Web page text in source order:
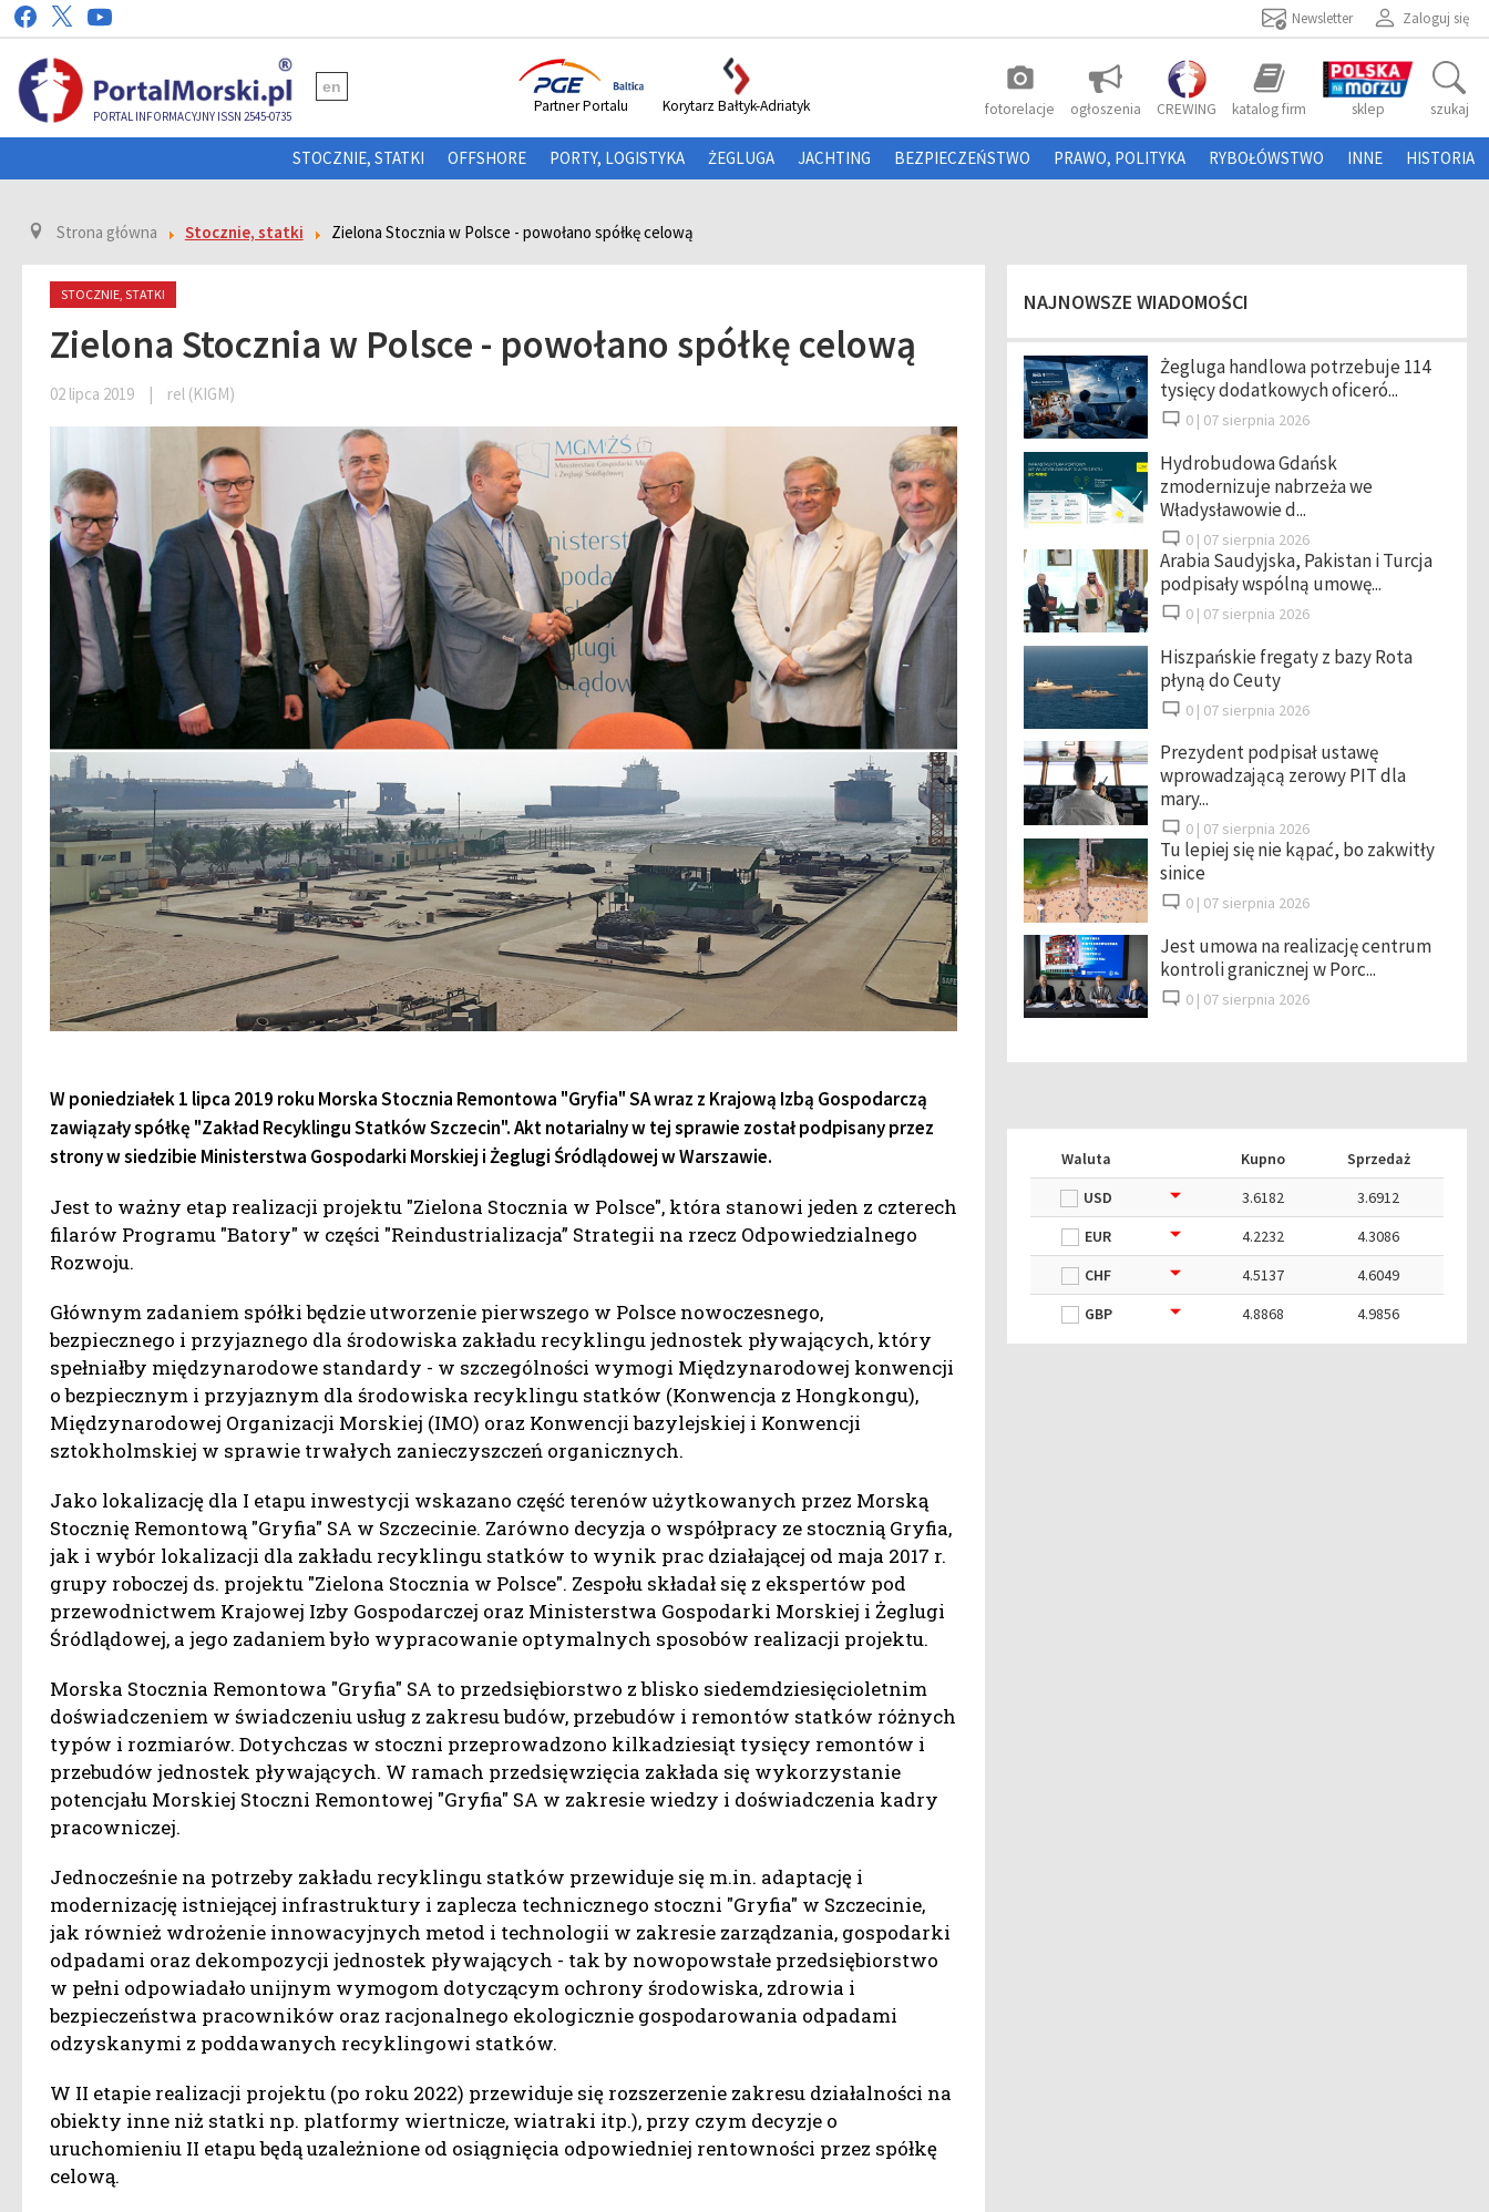
Zaloguj się
Newsletter
PORTAL INFORMACYJNY ISSN 2545-0735
en photo_camera
fotorelacje ogłoszenia CREWING katalog firm sklep szukaj
Partner Portalu Korytarz Bałtyk-Adriatyk
STOCZNIE, STATKI OFFSHORE PORTY, LOGISTYKA ŻEGLUGA JACHTING BEZPIECZEŃSTWO PRAWO, POLITYKA RYBOŁÓWSTWO INNE HISTORIA
Strona główna Stocznie, statki Zielona Stocznia w Polsce - powołano spółkę celową
STOCZNIE, STATKI
Zielona Stocznia w Polsce - powołano spółkę celową
02 lipca 2019 | rel (KIGM)
W poniedziałek 1 lipca 2019 roku Morska Stocznia Remontowa "Gryfia" SA wraz z Krajową Izbą Gospodarczą
zawiązały spółkę "Zakład Recyklingu Statków Szczecin". Akt notarialny w tej sprawie został podpisany przez
strony w siedzibie Ministerstwa Gospodarki Morskiej i Żeglugi Śródlądowej w Warszawie.
Jest to ważny etap realizacji projektu "Zielona Stocznia w Polsce", która stanowi jeden z czterech
filarów Programu "Batory" w części "Reindustrializacja” Strategii na rzecz Odpowiedzialnego
Rozwoju.
Głównym zadaniem spółki będzie utworzenie pierwszego w Polsce nowoczesnego,
bezpiecznego i przyjaznego dla środowiska zakładu recyklingu jednostek pływających, który
spełniałby międzynarodowe standardy - w szczególności wymogi Międzynarodowej konwencji
o bezpiecznym i przyjaznym dla środowiska recyklingu statków (Konwencja z Hongkongu),
Międzynarodowej Organizacji Morskiej (IMO) oraz Konwencji bazylejskiej i Konwencji
sztokholmskiej w sprawie trwałych zanieczyszczeń organicznych.
Jako lokalizację dla I etapu inwestycji wskazano część terenów użytkowanych przez Morską
Stocznię Remontową "Gryfia" SA w Szczecinie. Zarówno decyzja o współpracy ze stocznią Gryfia,
jak i wybór lokalizacji dla zakładu recyklingu statków to wynik prac działającej od maja 2017 r.
grupy roboczej ds. projektu "Zielona Stocznia w Polsce". Zespołu składał się z ekspertów pod
przewodnictwem Krajowej Izby Gospodarczej oraz Ministerstwa Gospodarki Morskiej i Żeglugi
Śródlądowej, a jego zadaniem było wypracowanie optymalnych sposobów realizacji projektu.
Morska Stocznia Remontowa "Gryfia" SA to przedsiębiorstwo z blisko siedemdziesięcioletnim
doświadczeniem w świadczeniu usług z zakresu budów, przebudów i remontów statków różnych
typów i rozmiarów. Dotychczas w stoczni przeprowadzono kilkadziesiąt tysięcy remontów i
przebudów jednostek pływających. W ramach przedsięwzięcia zakłada się wykorzystanie
potencjału Morskiej Stoczni Remontowej "Gryfia" SA w zakresie wiedzy i doświadczenia kadry
pracowniczej.
Jednocześnie na potrzeby zakładu recyklingu statków przewiduje się m.in. adaptację i
modernizację istniejącej infrastruktury i zaplecza technicznego stoczni "Gryfia" w Szczecinie,
jak również wdrożenie innowacyjnych metod i technologii w zakresie zarządzania, gospodarki
odpadami oraz dekompozycji jednostek pływających - tak by nowopowstałe przedsiębiorstwo
w pełni odpowiadało unijnym wymogom dotyczącym ochrony środowiska, zdrowia i
bezpieczeństwa pracowników oraz racjonalnego ekologicznie gospodarowania odpadami
odzyskanymi z poddawanych recyklingowi statków.
W II etapie realizacji projektu (po roku 2022) przewiduje się rozszerzenie zakresu działalności na
obiekty inne niż statki np. platformy wiertnicze, wiatraki itp.), przy czym decyzje o
uruchomieniu II etapu będą uzależnione od osiągnięcia odpowiedniej rentowności przez spółkę
celową.
NAJNOWSZE WIADOMOŚCI
Żegluga handlowa potrzebuje 114
tysięcy dodatkowych oficeró...
0 | 07 sierpnia 2026
Hydrobudowa Gdańsk
zmodernizuje nabrzeża we
Władysławowie d...
0 | 07 sierpnia 2026
Arabia Saudyjska, Pakistan i Turcja
podpisały wspólną umowę...
0 | 07 sierpnia 2026
Hiszpańskie fregaty z bazy Rota
płyną do Ceuty
0 | 07 sierpnia 2026
Prezydent podpisał ustawę
wprowadzającą zerowy PIT dla
mary...
0 | 07 sierpnia 2026
Tu lepiej się nie kąpać, bo zakwitły
sinice
0 | 07 sierpnia 2026
Jest umowa na realizację centrum
kontroli granicznej w Porc...
0 | 07 sierpnia 2026
Waluta Kupno
Sprzedaż
USD
3.6182
3.6912
EUR
4.2232
4.3086
CHF
4.5137
4.6049
GBP
4.8868 4.9856